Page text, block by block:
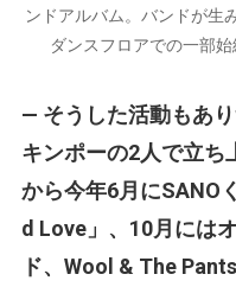
ンドアルバム。バンドが生
ダンスフロアでの一部
— そうした活動もあ
キンポーの2人で立ち
から今年6月にSANO
d Love」、10月には
ド、Wool & The